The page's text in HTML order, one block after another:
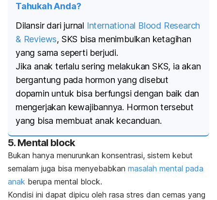
Tahukah Anda?
Dilansir dari jurnal International Blood Research
& Reviews, SKS bisa menimbulkan ketagihan
yang sama seperti berjudi.
Jika anak terlalu sering melakukan SKS, ia akan
bergantung pada hormon yang disebut
dopamin untuk bisa berfungsi dengan baik dan
mengerjakan kewajibannya. Hormon tersebut
yang bisa membuat anak kecanduan.
5. Mental block
Bukan hanya menurunkan konsentrasi, sistem kebut
semalam juga bisa menyebabkan masalah mental pada
anak berupa mental block.
Kondisi ini dapat dipicu oleh rasa stres dan cemas yang